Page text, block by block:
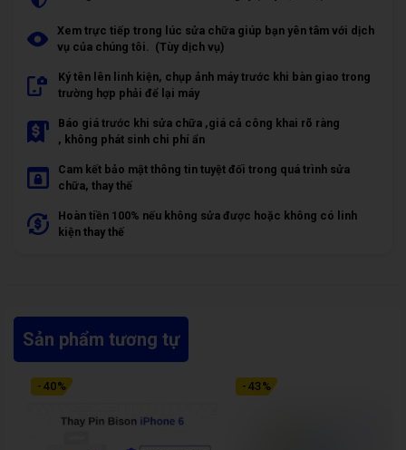
Xem trực tiếp trong lúc sửa chữa giúp bạn yên tâm với dịch
vụ của chúng tôi. (Tùy dịch vụ)
Ký tên lên linh kiện, chụp ảnh máy trước khi bàn giao trong
trường hợp phải để lại máy
Báo giá trước khi sửa chữa ,giá cả công khai rõ ràng
, không phát sinh chi phí ẩn
Cam kết bảo mật thông tin tuyệt đối trong quá trình sửa
chữa, thay thế
Hoàn tiền 100% nếu không sửa được hoặc không có linh
kiện thay thế
Sản phẩm tương tự
- 40% - 43%